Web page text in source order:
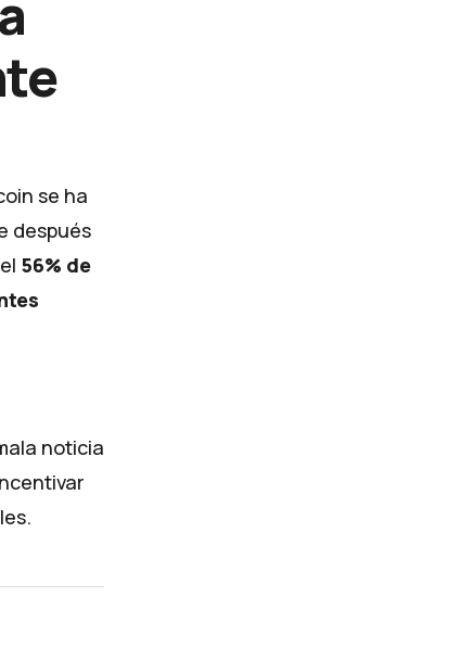
se ha
después
56% de
noticia